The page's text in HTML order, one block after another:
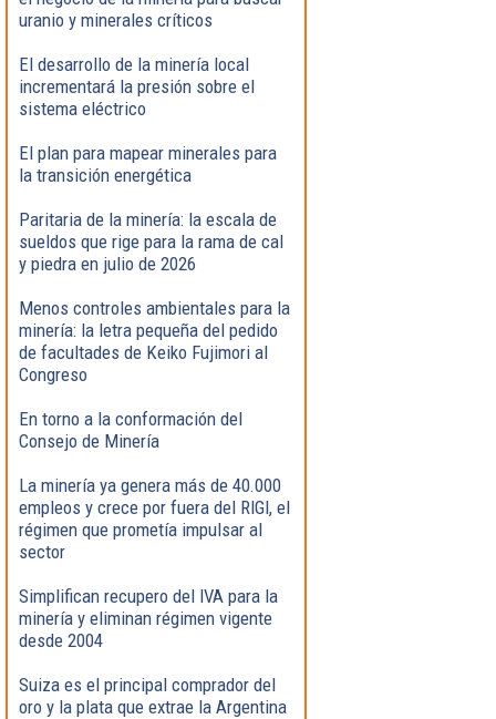
uranio y minerales críticos
El desarrollo de la minería local
incrementará la presión sobre el
sistema eléctrico
El plan para mapear minerales para
la transición energética
Paritaria de la minería: la escala de
sueldos que rige para la rama de cal
y piedra en julio de 2026
Menos controles ambientales para la
minería: la letra pequeña del pedido
de facultades de Keiko Fujimori al
Congreso
En torno a la conformación del
Consejo de Minería
La minería ya genera más de 40.000
empleos y crece por fuera del RIGI, el
régimen que prometía impulsar al
sector
Simplifican recupero del IVA para la
minería y eliminan régimen vigente
desde 2004
Suiza es el principal comprador del
oro y la plata que extrae la Argentina